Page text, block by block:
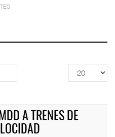
Cantidad
a
A TRENES DE